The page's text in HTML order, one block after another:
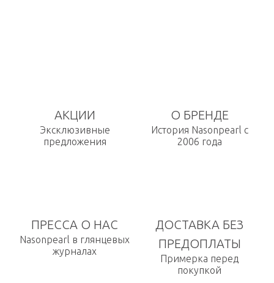
АКЦИИ
Эксклюзивные
предложения
О БРЕНДЕ
История Nasonpearl с
2006 года
ПРЕССА О НАС
Nasonpearl в глянцевых
журналах
ДОСТАВКА БЕЗ
ПРЕДОПЛАТЫ
Примерка перед
покупкой